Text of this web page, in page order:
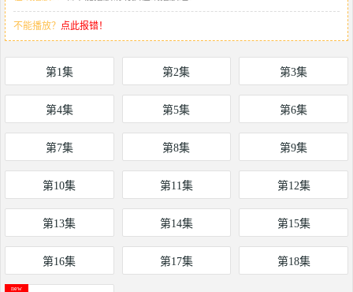
不能播放？ 点此报错！
第1集 第2集 第3集
第4集 第5集 第6集
第7集 第8集 第9集
第10集 第11集 第12集
第13集 第14集 第15集
第16集 第17集 第18集